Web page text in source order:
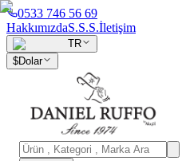
0533 746 56 69
HakkımızdaS.S.S.İletişim
TR
$Dolar